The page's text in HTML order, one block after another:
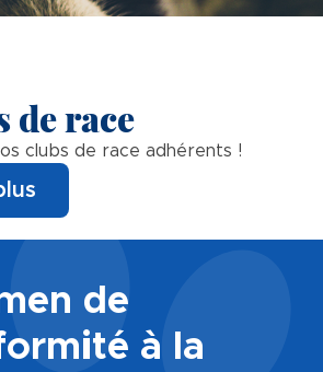
de race
clubs de race adhérents !
de
à la